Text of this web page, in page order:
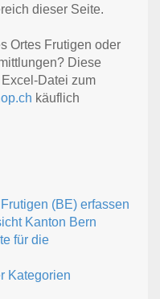
dieser Seite.
Ortes Frutigen oder
Diese
Datei zum
käuflich
(BE) erfassen
Kanton Bern
für die
Kategorien